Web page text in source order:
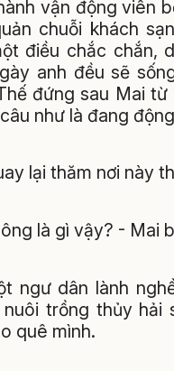
vận động viên
chuỗi khách
điều chắc chắn,
anh đều sẽ
đứng sau Mai
như là đang
lại thăm nơi này
là gì vậy? - Mai
ngư dân lành
nuôi trồng thủy hải
quê mình.